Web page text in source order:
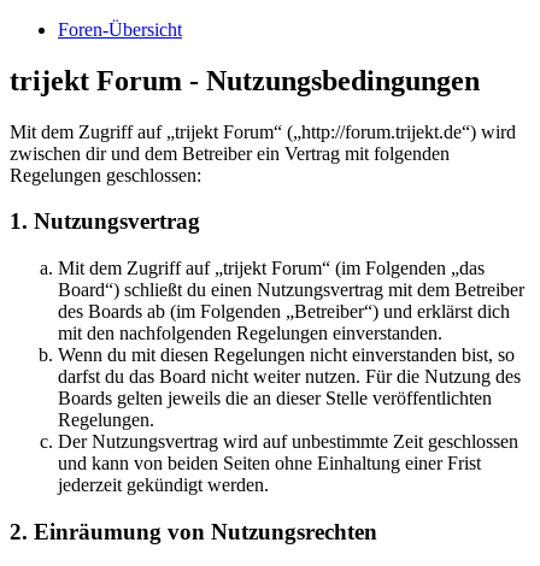
Foren-Übersicht
trijekt Forum - Nutzungsbedingungen
Mit dem Zugriff auf „trijekt Forum“ („http://forum.trijekt.de“) wird
zwischen dir und dem Betreiber ein Vertrag mit folgenden
Regelungen geschlossen:
1. Nutzungsvertrag
Mit dem Zugriff auf „trijekt Forum“ (im Folgenden „das
Board“) schließt du einen Nutzungsvertrag mit dem Betreiber
des Boards ab (im Folgenden „Betreiber“) und erklärst dich
mit den nachfolgenden Regelungen einverstanden.
Wenn du mit diesen Regelungen nicht einverstanden bist, so
darfst du das Board nicht weiter nutzen. Für die Nutzung des
Boards gelten jeweils die an dieser Stelle veröffentlichten
Regelungen.
Der Nutzungsvertrag wird auf unbestimmte Zeit geschlossen
und kann von beiden Seiten ohne Einhaltung einer Frist
jederzeit gekündigt werden.
2. Einräumung von Nutzungsrechten